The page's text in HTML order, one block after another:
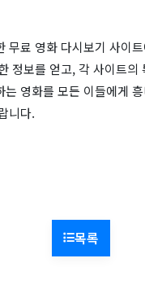
무료 영화 다시보기 사이
정보를 얻고, 각 사이트의
는 영화를 모든 이들에게
니다.
목록